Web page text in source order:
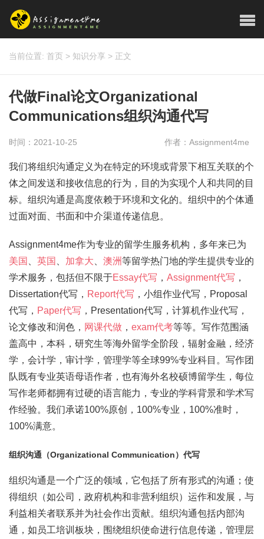
当前位置: 首页 > 知识分享 > 正文
代做Final论文Organizational
Communications组织沟通代写
时间：2021-10-25 作者：Assignment4me
我们将组织沟通定义为在特定的环境或背景下相互关联的个
体之间发送和接收信息的行为，目的为实现个人和共同的目
标。组织沟通是高度依赖于环境和文化的。组织中的个体通
过面对面、书面和中介渠道传递信息。
Assignment4me作为专业的留学生服务机构，多年来已为
美国
英国 加拿大 澳洲等留学热门地的学生提供专业的
学术服务，包括但不限于Essay代写 ， Assignment代写 ，
Dissertation代写， Report代写 ，小组作业代写，Proposal
代写， Paper代写 ，Presentation代写，计算机作业代写，
论文修改和润色， 网课代做 ， exam代考等等。写作范围涵
盖高中，本科，研究生等海外留学全阶段，辐射金融，经济
学，会计学，审计学，管理学等全球99%专业科目。写作团
队既有专业英语母语作者，也有海外名校硕博留学生，每位
写作老师都拥有过硬的语言能力，专业的学科背景和学术写
作经验。我们承诺100%原创，100%专业，100%准时，
100%满意。
组织沟通（Organizational Communication）代写
组织沟通是一个广泛的领域，它包括了所有形式的沟通；使
得组织（如公司，政府机构和非营利组织）运作和发展，与
利益相关者联系并为社会作出贡献。组织沟通包括内部沟
通，如员工培训板块，围绕组织使命进行信息传递，管理层